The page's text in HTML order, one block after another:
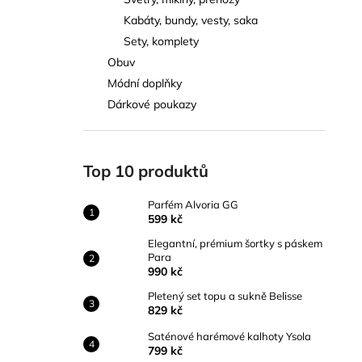
Kabáty, bundy, vesty, saka
Sety, komplety
Obuv
Módní doplňky
Dárkové poukazy
Top 10 produktů
Parfém Alvoria GG
599 kč
Elegantní, prémium šortky s páskem
Para
990 kč
Pletený set topu a sukně Belisse
829 kč
Saténové harémové kalhoty Ysola
799 kč
PARFÉM ALVORIA GG
599 kč